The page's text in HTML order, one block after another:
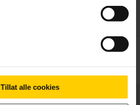
Tillat alle cookies